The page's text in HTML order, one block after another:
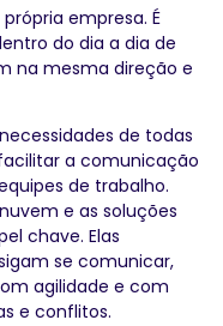
empresa. É
do dia a dia de
na mesma direção e
de todas
a comunicação
de trabalho.
e as soluções
chave. Elas
se comunicar,
agilidade e com
e conflitos.